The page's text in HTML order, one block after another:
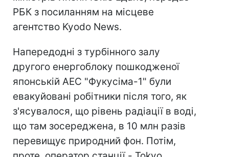
РБК з посиланням на місцеве
агентство Kyodo News.
Напередодні з турбінного залу
другого енергоблоку пошкодженої
японській АЕС "Фукусіма-1" були
евакуйовані робітники після того, як
з'ясувалося, що рівень радіації в воді,
що там зосереджена, в 10 млн разів
перевищує природний фон. Потім,